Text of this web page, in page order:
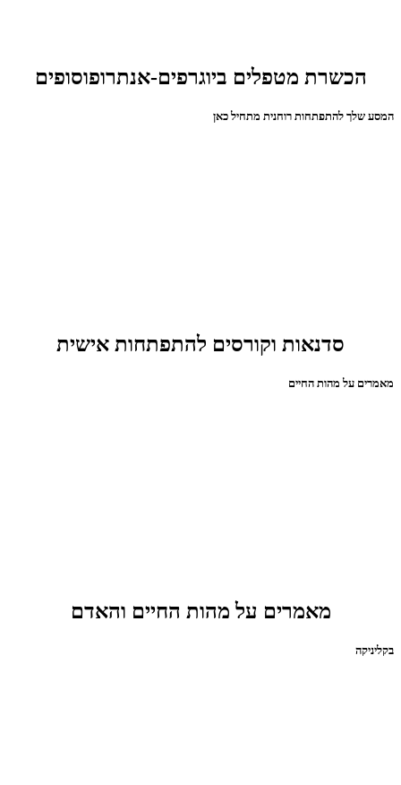
הכשרת מטפלים ביוגרפים-אנתרופוסופים
המסע שלך להתפתחות רוחנית מתחיל כאן
סדנאות וקורסים להתפתחות אישית
מאמרים על מהות החיים
מאמרים על מהות החיים והאדם
בקליניקה